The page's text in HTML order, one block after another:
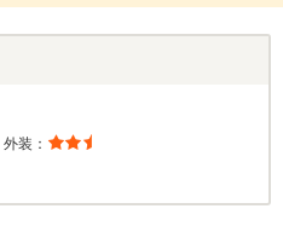
外装：